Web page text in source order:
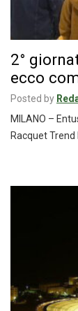
2°
ecco
Posted by
MILANO –
Racquet Trend